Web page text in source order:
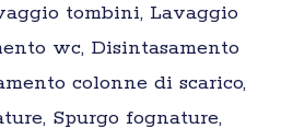
tombini, Lavaggio
wc, Disintasamento
colonne di scarico,
Spurgo fognature,